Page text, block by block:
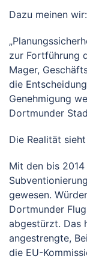
Dazu meinen wir:
zur Fortführung
Mager,
die
Genehmigung
Dortmunder
Die Realität
Mit den bis
gewesen.
Dortmunder
abgestürzt. Das
angestrengte,
die EU-